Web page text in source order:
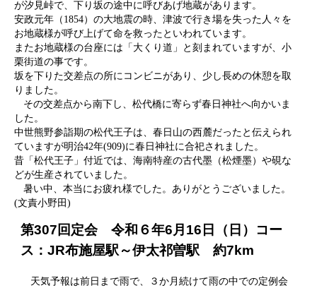
が汐見峠で、下り坂の途中に呼びあげ地蔵があります。
安政元年（1854）の大地震の時、津波で行き場を失った人々を
お地蔵様が呼び上げて命を救ったといわれています。
またお地蔵様の台座には「大くり道」と刻まれていますが、小
栗街道の事です。
坂を下りた交差点の所にコンビニがあり、少し長めの休憩を取
りました。
その交差点から南下し、松代橋に寄らず春日神社へ向かいま
した。
中世熊野参詣期の松代王子は、春日山の西麓だったと伝えられ
ていますが明治42年(909)に春日神社に合祀されました。
昔「松代王子」付近では、海南特産の古代墨（松煙墨）や硯な
どが生産されていました。
暑い中、本当にお疲れ様でした。ありがとうございました。
(文責小野田)
第307回定会 令和６年6月16日（日）コー
ス：JR布施屋駅～伊太祁曽駅 約7km
天気予報は前日まで雨で、３か月続けて雨の中での定例会